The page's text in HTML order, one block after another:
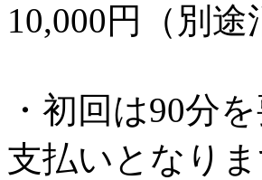
10,000円（別
・初回は90分
支払いとなりま